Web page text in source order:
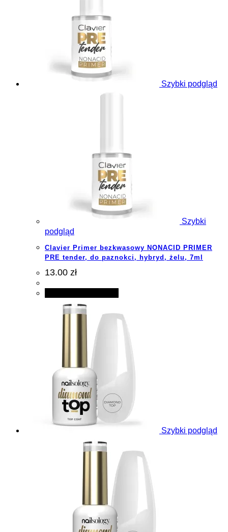
Szybki podgląd
Szybki
podgląd
Clavier Primer bezkwasowy NONACID PRIMER
PRE tender, do paznokci, hybryd, żelu, 7ml
13.00 zł
Szybki podgląd